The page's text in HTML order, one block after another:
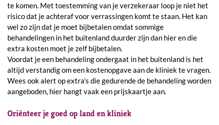
te komen. Met toestemming van je verzekeraar loop je niet het
risico dat je achteraf voor verrassingen komt te staan. Het kan
wel zo zijn dat je moet bijbetalen omdat sommige
behandelingen in het buitenland duurder zijn dan hier en die
extra kosten moet je zelf bijbetalen.
Voordat je een behandeling ondergaat in het buitenland is het
altijd verstandig om een kostenopgave aan de kliniek te vragen.
Wees ook alert op extra’s die gedurende de behandeling worden
aangeboden, hier hangt vaak een prijskaartje aan.
Oriënteer je goed op land en kliniek